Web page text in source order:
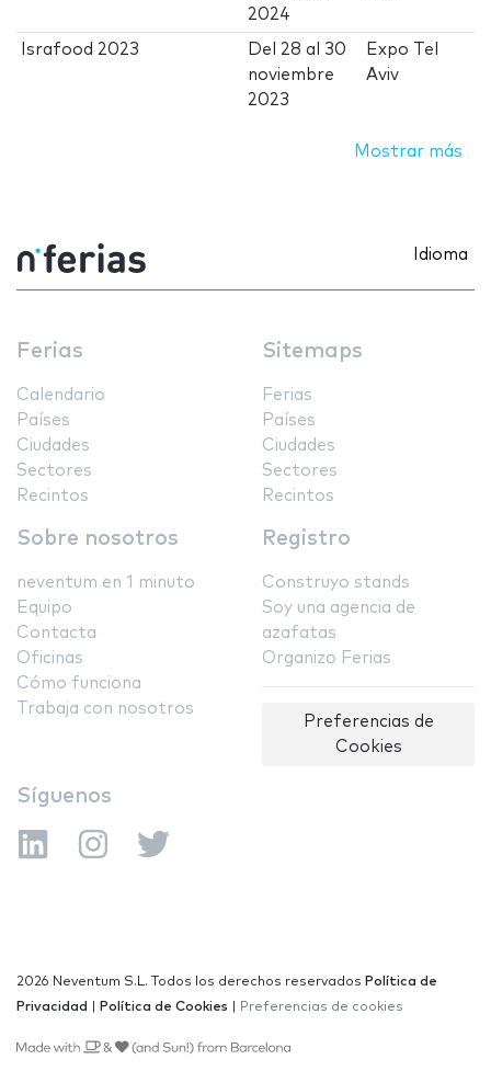
2024
Israfood 2023 Del 28 al 30
noviembre
2023
Expo Tel
Aviv
Mostrar más
Idioma
Ferias
Calendario
Países
Ciudades
Sectores
Recintos
Sitemaps
Ferias
Países
Ciudades
Sectores
Recintos
Sobre nosotros
neventum en 1 minuto
Equipo
Contacta
Oficinas
Cómo funciona
Trabaja con nosotros
Registro
Construyo stands
Soy una agencia de
azafatas
Organizo Ferias
Preferencias de
Cookies
Síguenos
2026 Neventum S.L. Todos los derechos reservados Política de
Privacidad
Política de Cookies Preferencias de cookies